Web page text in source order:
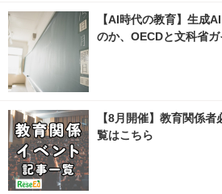
【AI時代の教育】生成
のか、OECDと文科省
【8月開催】教育関係
覧はこちら